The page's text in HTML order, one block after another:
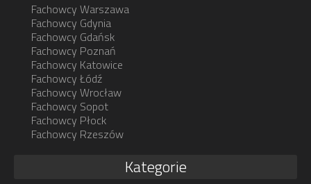
Fachowcy Warszawa
Fachowcy Gdynia
Fachowcy Gdańsk
Fachowcy Poznań
Fachowcy Katowice
Fachowcy Łódź
Fachowcy Wrocław
Fachowcy Sopot
Fachowcy Płock
Fachowcy Rzeszów
Kategorie